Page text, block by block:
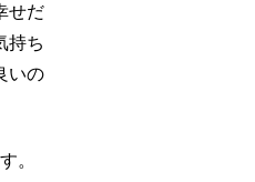
せだ
持ち
いの
。